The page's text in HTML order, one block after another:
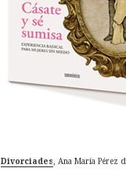
Divorciades, Ana María Pérez